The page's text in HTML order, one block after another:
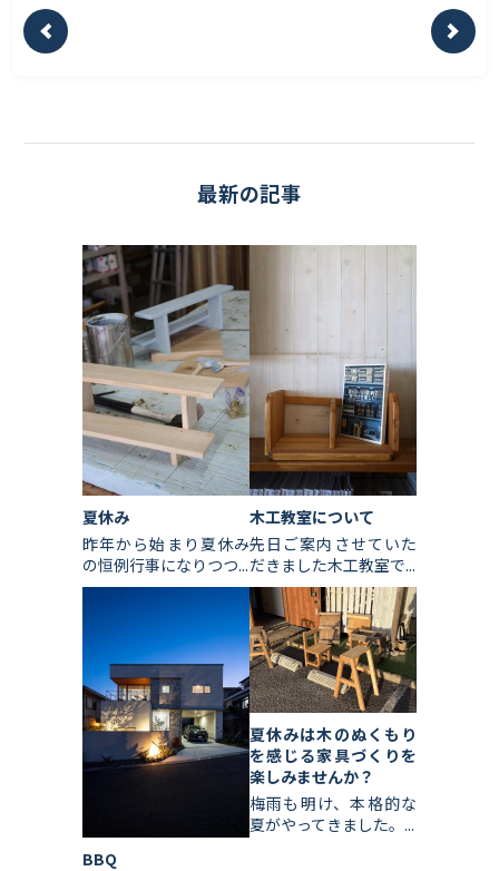
最新の記事
夏休み
昨年から始まり夏休み
の恒例行事になりつつ...
木工教室について
先日ご案内させていた
だきました木工教室で...
BBQ
夏休みは木のぬくもり
を感じる家具づくりを
楽しみませんか？
梅雨も明け、本格的な
夏がやってきました。...